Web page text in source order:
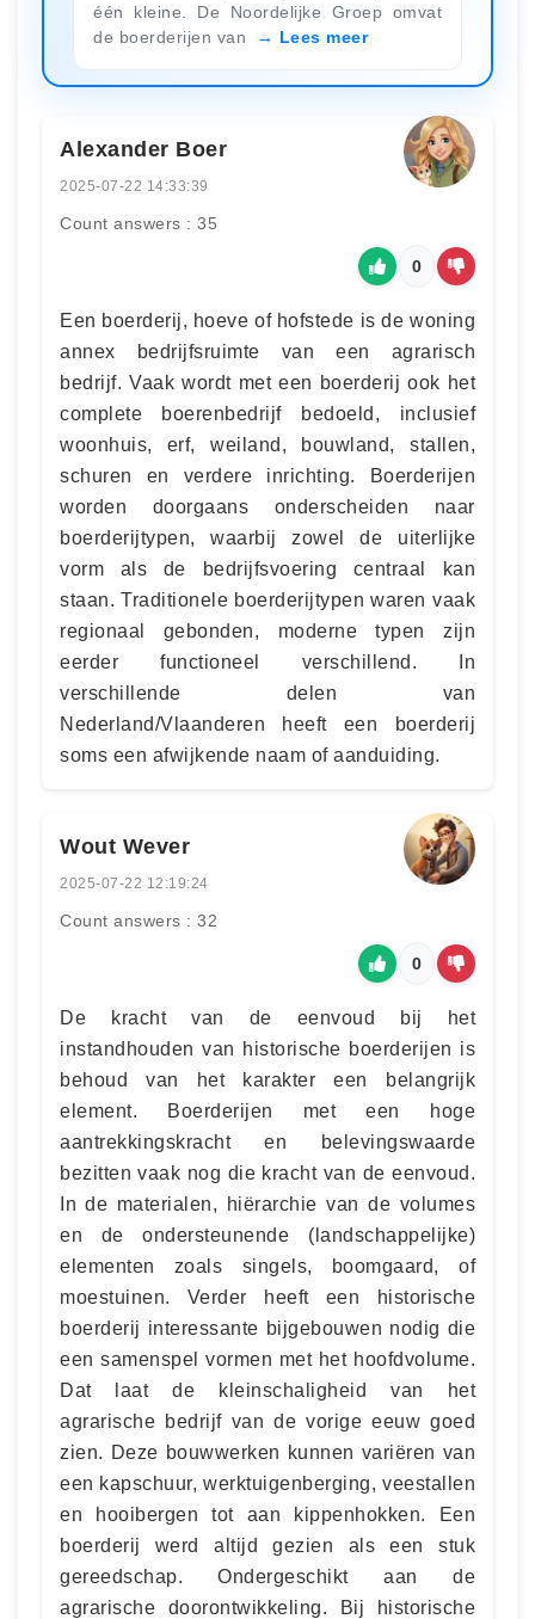
één kleine. De Noordelijke Groep omvat
de boerderijen van
Lees meer
Alexander Boer
2025-07-22 14:33:39
Count answers : 35
0
Een boerderij, hoeve of hofstede is de woning
annex bedrijfsruimte van een agrarisch
bedrijf. Vaak wordt met een boerderij ook het
complete boerenbedrijf bedoeld, inclusief
woonhuis, erf, weiland, bouwland, stallen,
schuren en verdere inrichting. Boerderijen
worden doorgaans onderscheiden naar
boerderijtypen, waarbij zowel de uiterlijke
vorm als de bedrijfsvoering centraal kan
staan. Traditionele boerderijtypen waren vaak
regionaal gebonden, moderne typen zijn
eerder functioneel verschillend. In
verschillende delen van
Nederland/Vlaanderen heeft een boerderij
soms een afwijkende naam of aanduiding.
Wout Wever
2025-07-22 12:19:24
Count answers : 32
0
De kracht van de eenvoud bij het
instandhouden van historische boerderijen is
behoud van het karakter een belangrijk
element. Boerderijen met een hoge
aantrekkingskracht en belevingswaarde
bezitten vaak nog die kracht van de eenvoud.
In de materialen, hiërarchie van de volumes
en de ondersteunende (landschappelijke)
elementen zoals singels, boomgaard, of
moestuinen. Verder heeft een historische
boerderij interessante bijgebouwen nodig die
een samenspel vormen met het hoofdvolume.
Dat laat de kleinschaligheid van het
agrarische bedrijf van de vorige eeuw goed
zien. Deze bouwwerken kunnen variëren van
een kapschuur, werktuigenberging, veestallen
en hooibergen tot aan kippenhokken. Een
boerderij werd altijd gezien als een stuk
gereedschap. Ondergeschikt aan de
agrarische doorontwikkeling. Bij historische